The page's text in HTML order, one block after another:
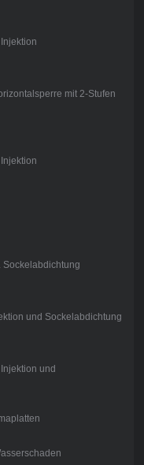
mit 2-Stufen
Sockelabdichtung
und Sockelabdichtung
und